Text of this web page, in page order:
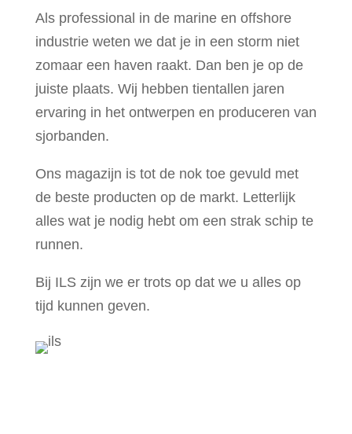
Als professional in de marine en offshore
industrie weten we dat je in een storm niet
zomaar een haven raakt. Dan ben je op de
juiste plaats. Wij hebben tientallen jaren
ervaring in het ontwerpen en produceren van
sjorbanden.
Ons magazijn is tot de nok toe gevuld met
de beste producten op de markt. Letterlijk
alles wat je nodig hebt om een strak schip te
runnen.
Bij ILS zijn we er trots op dat we u alles op
tijd kunnen geven.